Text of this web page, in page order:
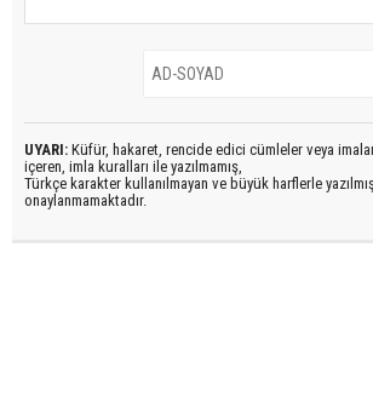
UYARI: Küfür, hakaret, rencide edici cümleler veya
içeren, imla kuralları ile yazılmamış,
Türkçe karakter kullanılmayan ve büyük harflerle
onaylanmamaktadır.